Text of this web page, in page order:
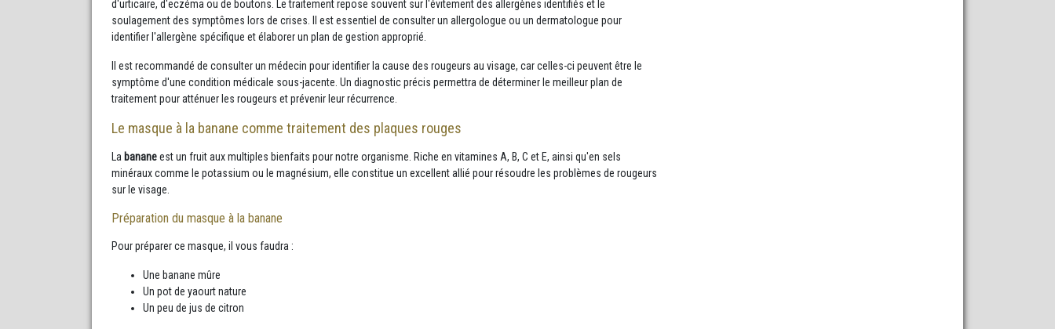
d'urticaire, d'eczéma ou de boutons. Le traitement repose souvent sur l'évitement des allergènes identifiés et le
soulagement des symptômes lors de crises. Il est essentiel de consulter un allergologue ou un dermatologue pour
identifier l'allergène spécifique et élaborer un plan de gestion approprié.
Il est recommandé de consulter un médecin pour identifier la cause des rougeurs au visage, car celles-ci peuvent être le
symptôme d'une condition médicale sous-jacente. Un diagnostic précis permettra de déterminer le meilleur plan de
traitement pour atténuer les rougeurs et prévenir leur récurrence.
Le masque à la banane comme traitement des plaques rouges
La bananeest un fruit aux multiples bienfaits pour notre organisme. Riche en vitamines A, B, C et E, ainsi qu'en sels
minéraux comme le potassium ou le magnésium, elle constitue un excellent allié pour résoudre les problèmes de rougeurs
sur le visage.
Préparation du masque à la banane
Pour préparer ce masque, il vous faudra :
Une banane mûre
Un pot de yaourt nature
Un peu de jus de citron